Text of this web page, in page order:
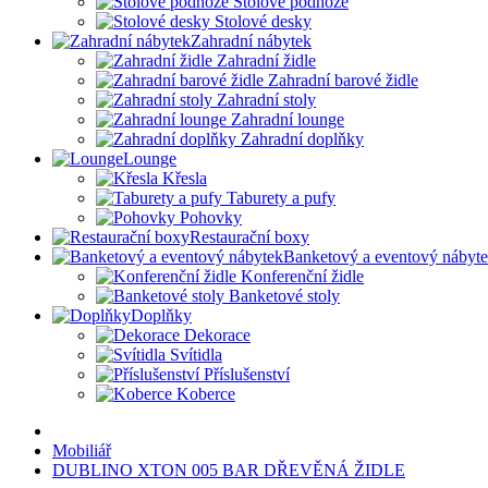
Stolové desky
Zahradní nábytek
Zahradní židle
Zahradní barové židle
Zahradní stoly
Zahradní lounge
Zahradní doplňky
Lounge
Křesla
Taburety a pufy
Pohovky
Restaurační boxy
Banketový a eventový
Konferenční židle
Banketové stoly
Doplňky
Dekorace
Svítidla
Příslušenství
Koberce
Mobiliář
DUBLINO XTON 005 BAR DŘEVĚNÁ ŽIDLE